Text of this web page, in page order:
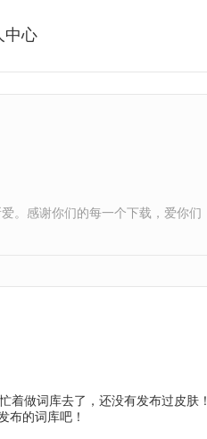
中心
。感谢你们的每一个下载，爱你们
着做词库去了，还没有发布过皮肤！
布的词库吧！